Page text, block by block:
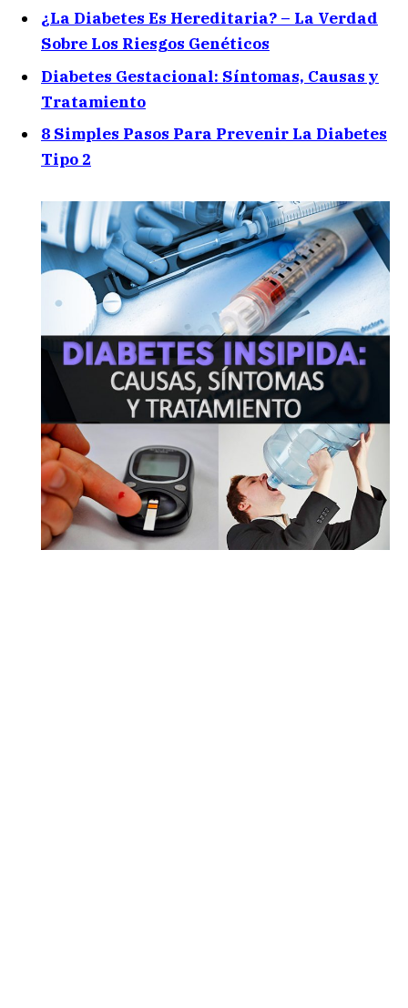
¿La Diabetes Es Hereditaria? – La Verdad
Sobre Los Riesgos Genéticos
Diabetes Gestacional: Síntomas, Causas y
Tratamiento
8 Simples Pasos Para Prevenir La Diabetes
Tipo 2